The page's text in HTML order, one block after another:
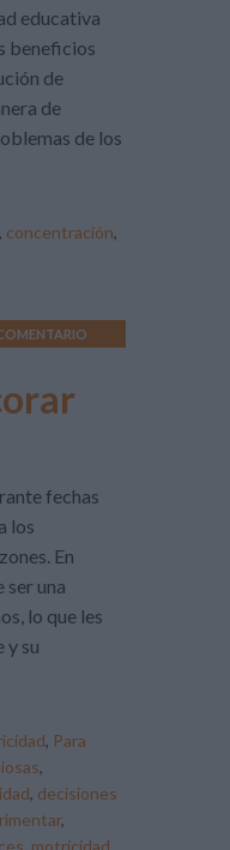
educativa
beneficios
de
de
de los
, concentración,
fechas
los
En
ser una
lo que les
y su
, Para
,
, decisiones
,
motricidad